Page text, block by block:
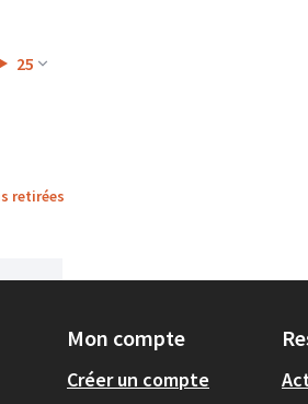
25
retirées
Mon compte
Créer un compte